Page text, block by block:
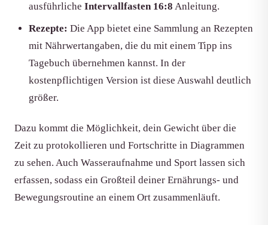
ausführliche Intervallfasten 16:8 Anleitung.
Rezepte: Die App bietet eine Sammlung an Rezepten
mit Nährwertangaben, die du mit einem Tipp ins
Tagebuch übernehmen kannst. In der
kostenpflichtigen Version ist diese Auswahl deutlich
größer.
Dazu kommt die Möglichkeit, dein Gewicht über die
Zeit zu protokollieren und Fortschritte in Diagrammen
zu sehen. Auch Wasseraufnahme und Sport lassen sich
erfassen, sodass ein Großteil deiner Ernährungs- und
Bewegungsroutine an einem Ort zusammenläuft.